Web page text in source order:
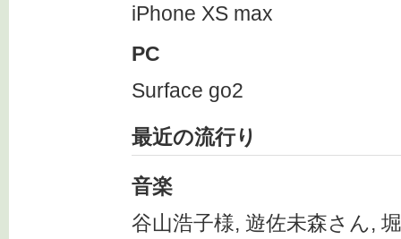
iPhone XS max
PC
Surface go2
最近の流行り
音楽
谷山浩子様, 遊佐未森さん,